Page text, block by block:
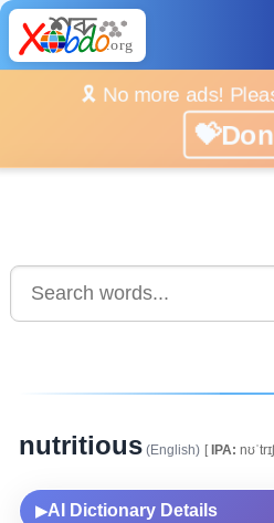
🎗️ No more ads!
nutritious (English) [IPA:
▶AI Dictionary Details